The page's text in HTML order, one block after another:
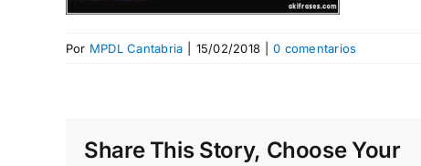
Por MPDL Cantabria 15/02/2018 0 comentarios
Share This Story, Choose Your